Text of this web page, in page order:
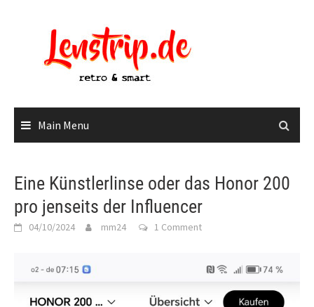
Main Menu
Eine Künstlerlinse oder das Honor 200
pro jenseits der Influencer
04/10/2024 mm24 1 Comment